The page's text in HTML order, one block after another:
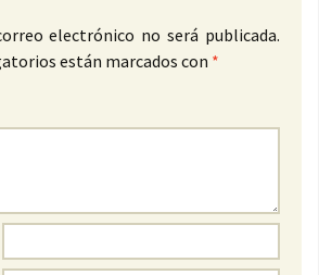
electrónico no será publicada.
están marcados con *